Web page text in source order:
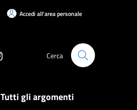
Accedi all'area personale
Cerca
Tutti gli argomenti